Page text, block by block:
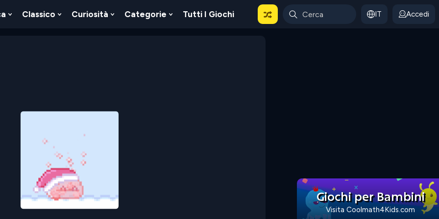
Show
Classico
Show
Curiosità
Show
Categorie
Show
Tutti I Giochi IT Accedi
Giochi per Bambini
Visita Coolmath4Kids.com